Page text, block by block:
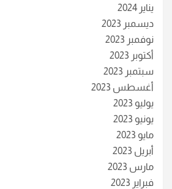
يناير 2024
ديسمبر 2023
نوفمبر 2023
أكتوبر 2023
سبتمبر 2023
أغسطس 2023
يوليو 2023
يونيو 2023
مايو 2023
أبريل 2023
مارس 2023
فبراير 2023